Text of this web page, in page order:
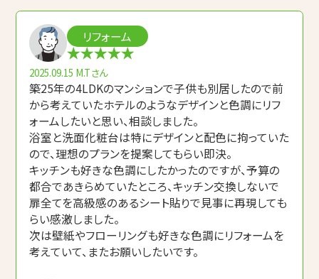
リフォーム
2025.09.15 M.Tさん
築25年の4LDKのマンションで子供も別居したので前
から考えていたホテルのようなデザインと色調にリフ
ォームしたいと思い、相談しました。
浴室と洗面化粧台は特にデザインと配色に拘っていた
ので、理想のプランを提案してもらい即決。
キッチンも好きな色調にしたかったのですが、予算の
都合であきらめていたところ、キッチン交換しないで
扉全てを高級感のあるシート貼りで見事に再現しても
らい感激しました。
次は壁紙やフローリングも好きな色調にリフォームを
考えていて、またお願いしたいです。